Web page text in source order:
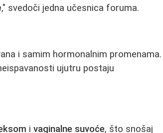
," svedoči jedna učesnica foruma.
i samim hormonalnim promenama.
ujutru postaju
ivaginalne suvoće, što snošaj